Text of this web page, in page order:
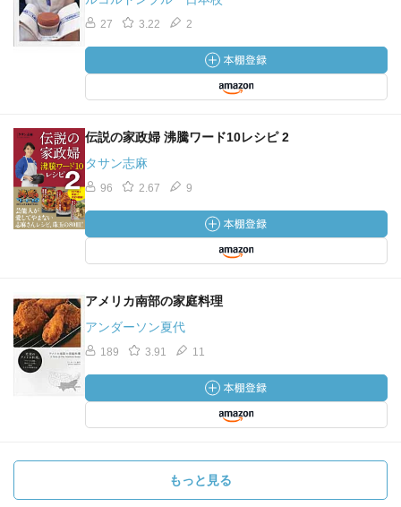
27 3.22 2
伝説の家政婦 沸騰ワード10レシピ 2
タサン志麻
96 2.67 9
アメリカ南部の家庭料理
アンダーソン夏代
189 3.91 11
もっと見る